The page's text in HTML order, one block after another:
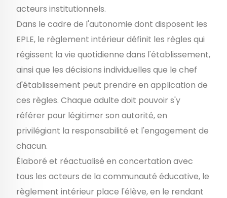
acteurs institutionnels.
Dans le cadre de l'autonomie dont disposent les
EPLE, le règlement intérieur définit les règles qui
régissent la vie quotidienne dans l'établissement,
ainsi que les décisions individuelles que le chef
d'établissement peut prendre en application de
ces règles. Chaque adulte doit pouvoir s'y
référer pour légitimer son autorité, en
privilégiant la responsabilité et l'engagement de
chacun.
Élaboré et réactualisé en concertation avec
tous les acteurs de la communauté éducative, le
règlement intérieur place l'élève, en le rendant